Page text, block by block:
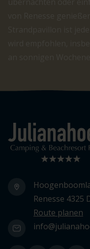
Logo Julianahoeve
Renesse 4325
Route planen